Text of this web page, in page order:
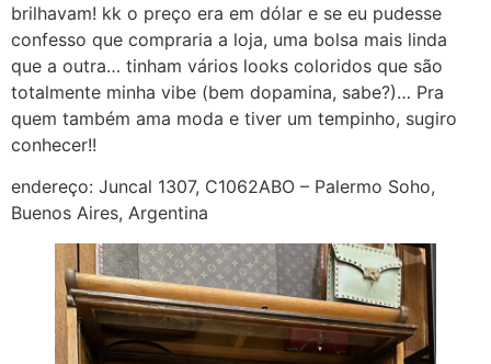
brilhavam! kk o preço era em dólar e se eu pudesse
confesso que compraria a loja, uma bolsa mais linda
que a outra… tinham vários looks coloridos que são
totalmente minha vibe (bem dopamina, sabe?)… Pra
quem também ama moda e tiver um tempinho, sugiro
conhecer!!
endereço: Juncal 1307, C1062ABO – Palermo Soho,
Buenos Aires, Argentina